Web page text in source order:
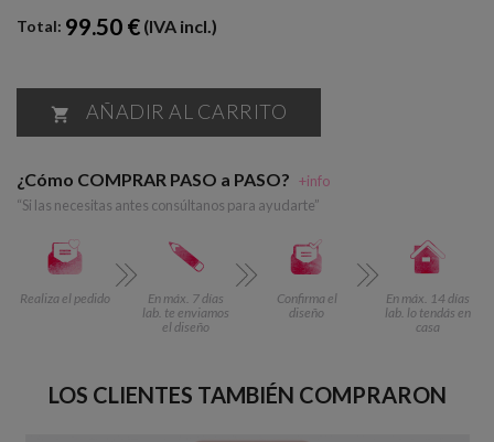
Total: 99.50 € (IVA incl.)
 AÑADIR AL CARRITO
¿Cómo COMPRAR PASO a PASO? +info
“Si las necesitas antes consúltanos para ayudarte”
Realiza el pedido
En máx. 7 días
lab. te enviamos
el diseño
Confirma el
diseño
En máx. 14 días
lab. lo tendás en
casa
LOS CLIENTES TAMBIÉN COMPRARON